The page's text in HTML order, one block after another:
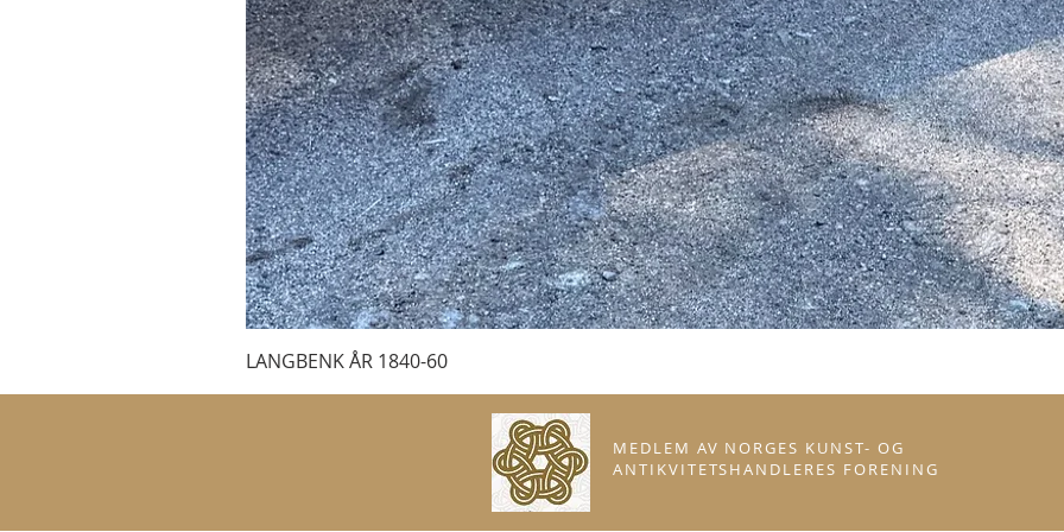
LANGBENK ÅR 1840-60
MEDLEM AV NORGES KUNST- OG
ANTIKVITETSHANDLERES FORENING